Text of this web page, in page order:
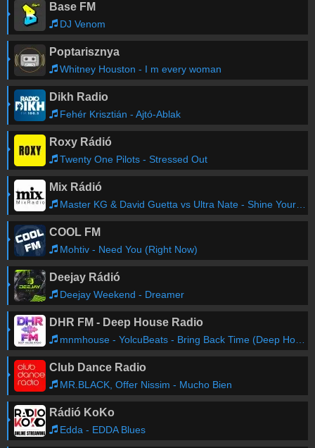
Base FM
DJ Venom
Poptarisznya
Whitney Houston - I m every woman
Dikh Radio
Fehér Krisztián - Ajtó-Ablak
Roxy Rádió
Twenty One Pilots - Stressed Out
Mix Rádió
Master KG & David Guetta vs Ultra Nate - Shine Your Fre Light (Santaniello x Parisi x La Mantia & B - Sights Mash Bootleg Extended Mix)
COOL FM
Mohtiv - Need You (Right Now)
Deejay Rádió
Deejay Weekend - Dreamer
DHR FM - Deep House Radio
mnmhouse - YolcuBeats - Bring Back Time (Deep House Remix)
Club Dance Radio
MR.BLACK, Offer Nissim - Mucho Bien
Rádió KoKo
Edda - EDDA Blues